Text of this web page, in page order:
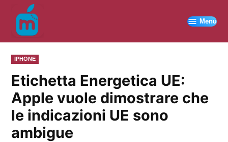
contenuto
Menu
PUBBLICATO
IN
IPHONE
Etichetta Energetica UE:
Apple vuole dimostrare che
le indicazioni UE sono
ambigue